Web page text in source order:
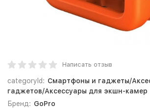
Написать отзыв
categoryId: Смартфоны и гаджеты/
гаджетов/Аксессуары для экшн-камер
Бренд: GoPro